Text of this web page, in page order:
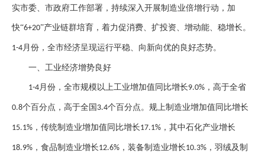
实市委、市政府工作部署，持续深入开展制造业倍增行动，加
快“6+20”产业链群培育，着力促消费、扩投资、增动能、稳增长。
1-4月份，全市经济呈现运行平稳、向新向优的良好态势。
一、 工业经济增势良好
1-4月份，全市规模以上工业增加值同比增长9.0% ，高于全省
0.8个百分点，高于全国 3.4个百分点。规上制造业增加值同比增长
15.1% ，传统制造业增加值同比增长17.1% ，其中石化产业增长
18.9% ，食品制造业增长12.6% ，装备制造业增长10.3% ，羽绒及制